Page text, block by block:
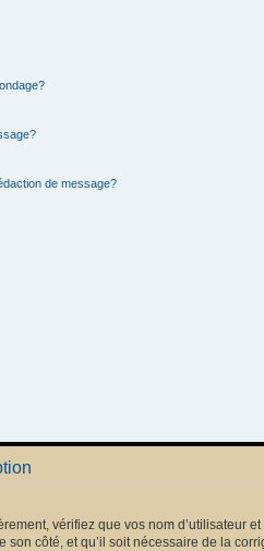
de message?
vérifiez que vos nom d’utilisateur
son côté, et qu’il soit nécessaire de la